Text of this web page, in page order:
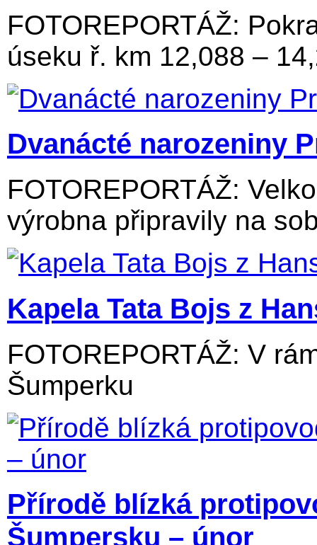
FOTOREPORTÁŽ:
úseku ř. km 12,088 –
Dvanácté narozeniny
FOTOREPORTÁŽ:
výrobna připravily na
Kapela Tata Bojs z
FOTOREPORTÁŽ: V
Šumperku
Přírodě blízká
Šumpersku – únor